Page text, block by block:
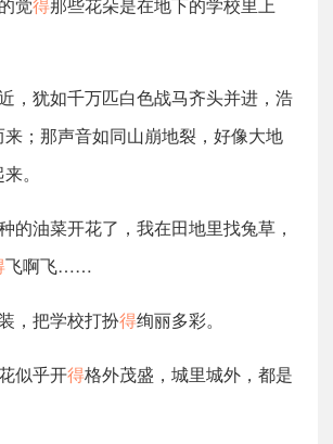
水。
，犹如千万匹白色战马齐头并进，浩
；那声音如同山崩地裂，好像大地
。
的油菜开花了，我在田地里找兔草，
飞啊飞……
，把学校打扮得绚丽多彩。
似乎开得格外茂盛，城里城外，都是